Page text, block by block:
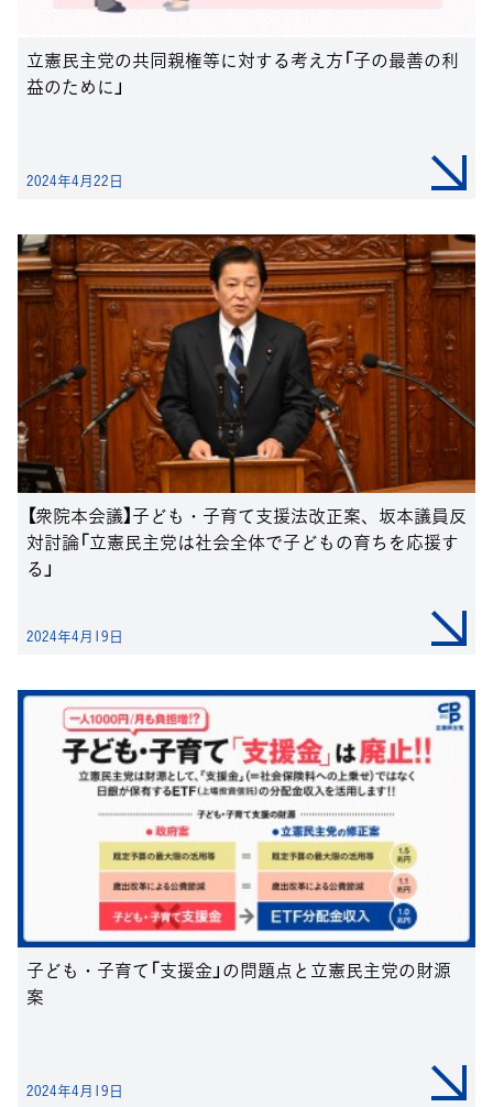
立憲民主党の共同親権等に対する考え方「子の最善の利
益のために」
2024年4月22日
【衆院本会議】子ども・子育て支援法改正案、坂本議員反
対討論「立憲民主党は社会全体で子どもの育ちを応援す
る」
2024年4月19日
子ども・子育て「支援金」の問題点と立憲民主党の財源
案
2024年4月19日